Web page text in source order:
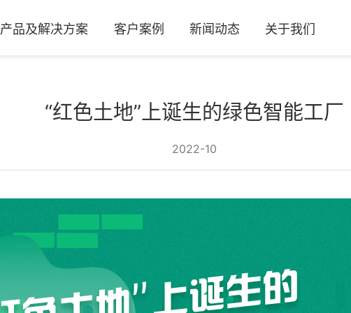
产品及解决方案 客户案例 新闻动态 关于我们
“红色土地”上诞生的绿色智能工厂
2022-10